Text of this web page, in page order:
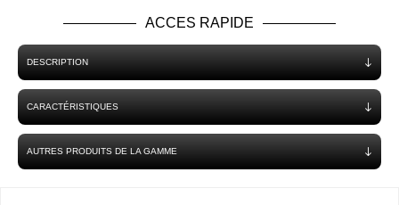
ACCES RAPIDE
DESCRIPTION
CARACTÉRISTIQUES
AUTRES PRODUITS DE LA GAMME